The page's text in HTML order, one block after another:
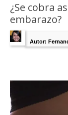
¿Se cobra
embarazo?
Autor: